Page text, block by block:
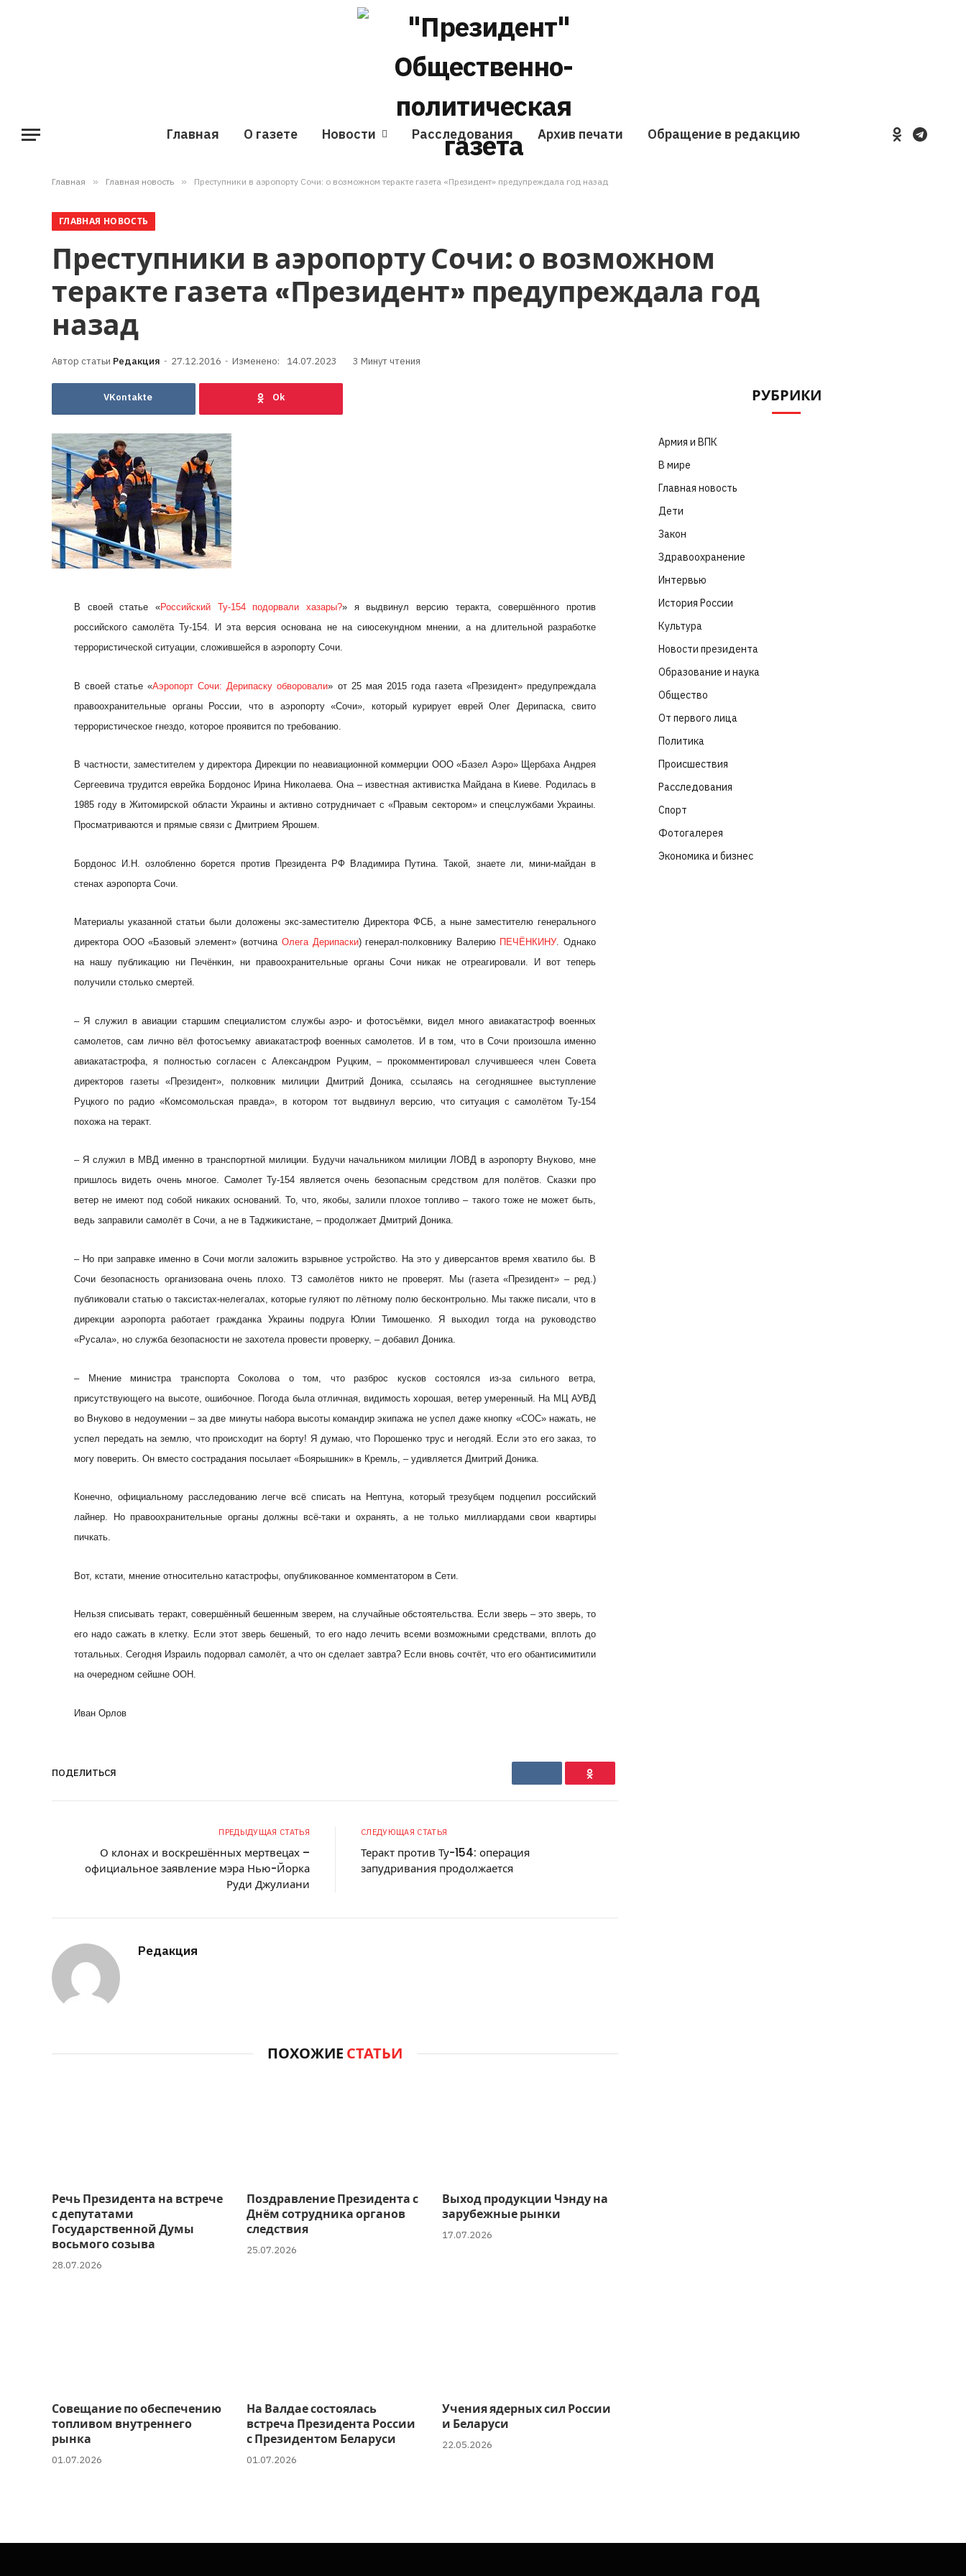
Главная О газете Новости Расследования Архив печати Обращение в редакцию YouTubeVKontakte
LinkedIn
Flickr
Главная » Главная новость » Преступники в аэропорту Сочи: о возможном теракте газета «Президент» предупреждала год назад
ГЛАВНАЯ НОВОСТЬ
Преступники в аэропорту Сочи: о возможном
теракте газета «Президент» предупреждала год
назад
Редакция 27.12.2016 Изменено: 14.07.2023 3 Минут чтения
VKontakte
В своей статье «Российский Ту-154 подорвали хазары?» я выдвинул версию теракта, совершённого против
российского самолёта Ту-154. И эта версия основана не на сиюсекундном мнении, а на длительной разработке
террористической ситуации, сложившейся в аэропорту Сочи.
В своей статье «Аэропорт Сочи: Дерипаску обворовали» от 25 мая 2015 года газета «Президент» предупреждала
правоохранительные органы России, что в аэропорту «Сочи», который курирует еврей Олег Дерипаска, свито
террористическое гнездо, которое проявится по требованию.
В частности, заместителем у директора Дирекции по неавиационной коммерции ООО «Базел Аэро» Щербаха Андрея
Сергеевича трудится еврейка Бордонос Ирина Николаева. Она – известная активистка Майдана в Киеве. Родилась в
1985 году в Житомирской области Украины и активно сотрудничает с «Правым сектором» и спецслужбами Украины.
Просматриваются и прямые связи с Дмитрием Ярошем.
Бордонос И.Н. озлобленно борется против Президента РФ Владимира Путина. Такой, знаете ли, мини-майдан в
стенах аэропорта Сочи.
Материалы указанной статьи были доложены экс-заместителю Директора ФСБ, а ныне заместителю генерального
директора ООО «Базовый элемент» (вотчина Олега Дерипаски) генерал-полковнику Валерию ПЕЧЁНКИНУ. Однако
на нашу публикацию ни Печёнкин, ни правоохранительные органы Сочи никак не отреагировали. И вот теперь
получили столько смертей.
– Я служил в авиации старшим специалистом службы аэро- и фотосъёмки, видел много авиакатастроф военных
самолетов, сам лично вёл фотосъемку авиакатастроф военных самолетов. И в том, что в Сочи произошла именно
авиакатастрофа, я полностью согласен с Александром Руцким, – прокомментировал случившееся член Совета
директоров газеты «Президент», полковник милиции Дмитрий Доника, ссылаясь на сегодняшнее выступление
Руцкого по радио «Комсомольская правда», в котором тот выдвинул версию, что ситуация с самолётом Ту-154
похожа на теракт.
– Я служил в МВД именно в транспортной милиции. Будучи начальником милиции ЛОВД в аэропорту Внуково, мне
пришлось видеть очень многое. Самолет Ту-154 является очень безопасным средством для полётов. Сказки про
ветер не имеют под собой никаких оснований. То, что, якобы, залили плохое топливо – такого тоже не может быть,
ведь заправили самолёт в Сочи, а не в Таджикистане, – продолжает Дмитрий Доника.
– Но при заправке именно в Сочи могли заложить взрывное устройство. На это у диверсантов время хватило бы. В
Сочи безопасность организована очень плохо. ТЗ самолётов никто не проверят. Мы (газета «Президент» – ред.)
публиковали статью о таксистах-нелегалах, которые гуляют по лётному полю бесконтрольно. Мы также писали, что в
дирекции аэропорта работает гражданка Украины подруга Юлии Тимошенко. Я выходил тогда на руководство
«Русала», но служба безопасности не захотела провести проверку, – добавил Доника.
– Мнение министра транспорта Соколова о том, что разброс кусков состоялся из-за сильного ветра,
присутствующего на высоте, ошибочное. Погода была отличная, видимость хорошая, ветер умеренный. На МЦ АУВД
во Внуково в недоумении – за две минуты набора высоты командир экипажа не успел даже кнопку «СОС» нажать, не
успел передать на землю, что происходит на борту! Я думаю, что Порошенко трус и негодяй. Если это его заказ, то
могу поверить. Он вместо сострадания посылает «Боярышник» в Кремль, – удивляется Дмитрий Доника.
Конечно, официальному расследованию легче всё списать на Нептуна, который трезубцем подцепил российский
лайнер. Но правоохранительные органы должны всё-таки и охранять, а не только миллиардами свои квартиры
пичкать.
Вот, кстати, мнение относительно катастрофы, опубликованное комментатором в Сети.
Нельзя списывать теракт, совершённый бешенным зверем, на случайные обстоятельства. Если зверь – это зверь, то
его надо сажать в клетку. Если этот зверь бешеный, то его надо лечить всеми возможными средствами, вплоть до
тотальных. Сегодня Израиль подорвал самолёт, а что он сделает завтра? Если вновь сочтёт, что его обантисимитили
на очередном сейшне ООН.
Иван Орлов
ПОДЕЛИТЬСЯ VKontakte
Ok
ПРЕДЫДУЩАЯ СТАТЬЯ
О клонах и воскрешённых мертвецах –
официальное заявление мэра Нью-Йорка
Руди Джулиани
СЛЕДУЮЩАЯ СТАТЬЯ
Теракт против Ту-154: операция
запудривания продолжается
Редакция
ПОХОЖИЕ СТАТЬИ
Речь Президента на встрече
с депутатами
Государственной Думы
восьмого созыва
28.07.2026
Поздравление Президента с
Днём сотрудника органов
следствия
25.07.2026
Выход продукции Чэнду на
зарубежные рынки
17.07.2026
Совещание по обеспечению
топливом внутреннего
рынка
01.07.2026
На Валдае состоялась
встреча Президента России
с Президентом Беларуси
01.07.2026
Учения ядерных сил России
и Беларуси
22.05.2026
РУБРИКИ
Армия и ВПК
В мире
Главная новость
Дети
Закон
Здравоохранение
Интервью
История России
Культура
Новости президента
Образование и наука
Общество
От первого лица
Политика
Происшествия
Расследования
Спорт
Фотогалерея
Экономика и бизнес